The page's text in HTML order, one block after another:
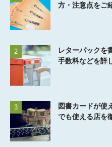
方・注意点をご
2
レターパックを
手数料などを詳
3
図書カードが使
でも使える店を